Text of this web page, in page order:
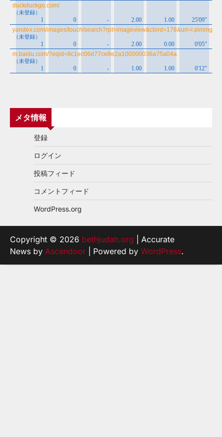
メタ情報
登録
ログイン
投稿フィード
コメントフィード
WordPress.org
Copyright © 2026 bethjudah.org | Accurate
News by Ascendoor | Powered by WordPress.